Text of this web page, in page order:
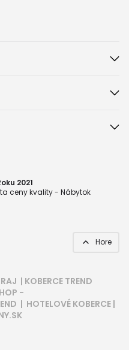
2021
ceny kvality - Nábytok
Hore
| KOBERCE TREND
-
| HOTELOVÉ KOBERCE |